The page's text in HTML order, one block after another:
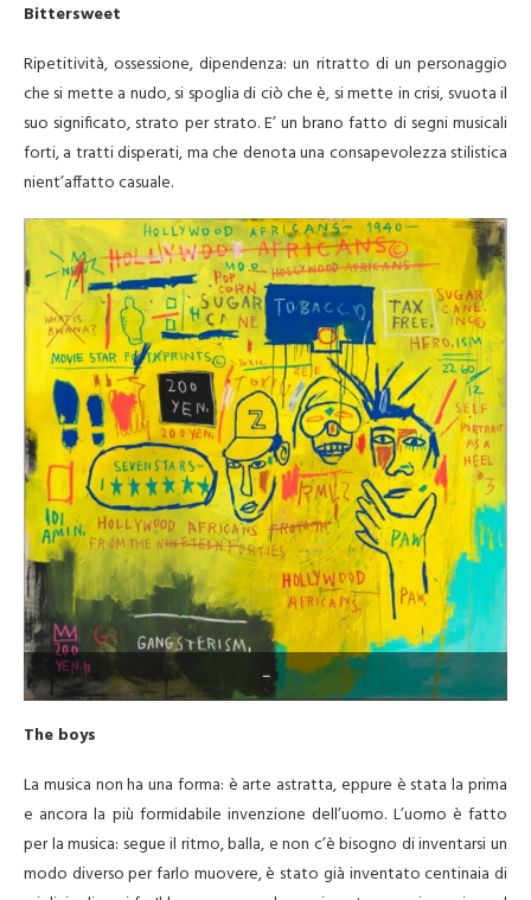
Bittersweet
Ripetitività, ossessione, dipendenza: un ritratto di un personaggio
che si mette a nudo, si spoglia di ciò che è, si mette in crisi, svuota il
suo significato, strato per strato. E’ un brano fatto di segni musicali
forti, a tratti disperati, ma che denota una consapevolezza stilistica
nient’affatto casuale.
–
The boys
La musica non ha una forma: è arte astratta, eppure è stata la prima
e ancora la più formidabile invenzione dell’uomo. L’uomo è fatto
per la musica: segue il ritmo, balla, e non c’è bisogno di inventarsi un
modo diverso per farlo muovere, è stato già inventato centinaia di